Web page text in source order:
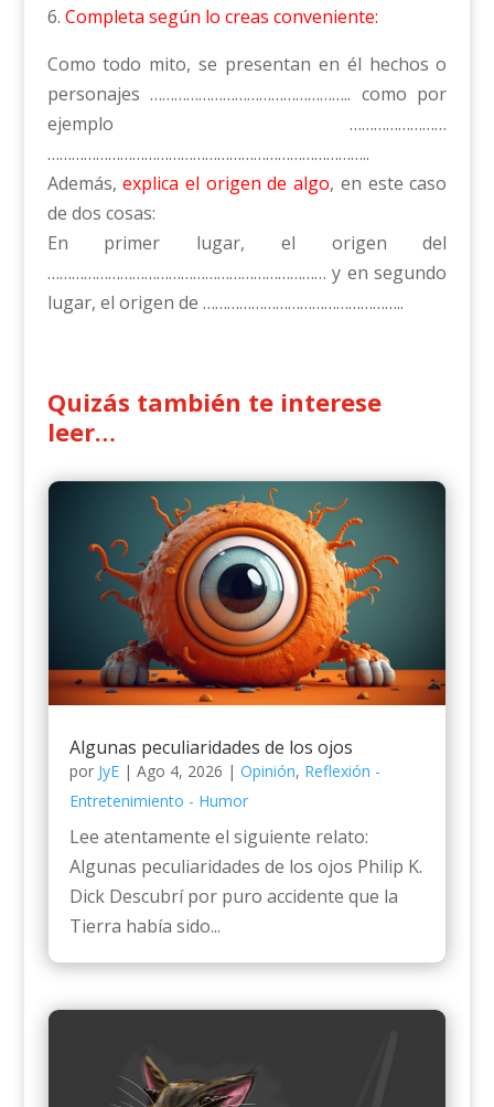
6. Completa según lo creas conveniente:
Como todo mito, se presentan en él hechos o
personajes ………………………………………….. como por
ejemplo ……………………
……………………………………………………………………..
Además,explica el origen de algo, en este caso
de dos cosas:
En primer lugar, el origen del
…………………………………………………………… y en segundo
lugar, el origen de …………………………………………..
Quizás también te interese
leer…
Algunas peculiaridades de los ojos
por JyE| Ago 4, 2026 | Opinión, Reflexión -
Entretenimiento - Humor
Lee atentamente el siguiente relato:
Algunas peculiaridades de los ojos Philip K.
Dick Descubrí por puro accidente que la
Tierra había sido...